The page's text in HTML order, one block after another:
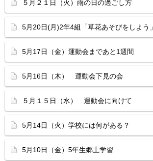
５月２１日（火）雨の日の過ごし方
5月20日(月)2年4組「草花あそびをしよう」
5月17日（金）運動会まであと1週間
5月16日（木） 運動会下見の会
５月１５日（水） 運動会に向けて
5月14日（火）学校には何がある？
5月10日（金）5年生郷土学習